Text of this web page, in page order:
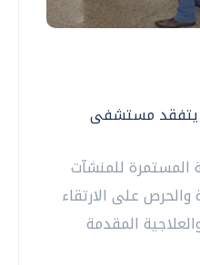
يتفقد مستشفى
المستمرة للمنشآت
والحرص على الارتقاء
المقدمة